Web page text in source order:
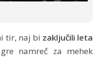
tir, naj bi zaključili leta
namreč za mehek